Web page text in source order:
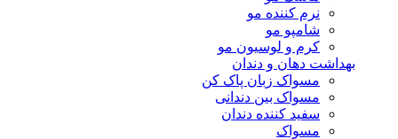
نرم کننده مو
شامپو مو
کرم و لوسیون مو
بهداشت دهان و دندان
مسواک زبان پاک کن
مسواک بین دندانی
سفید کننده دندان
مسواک